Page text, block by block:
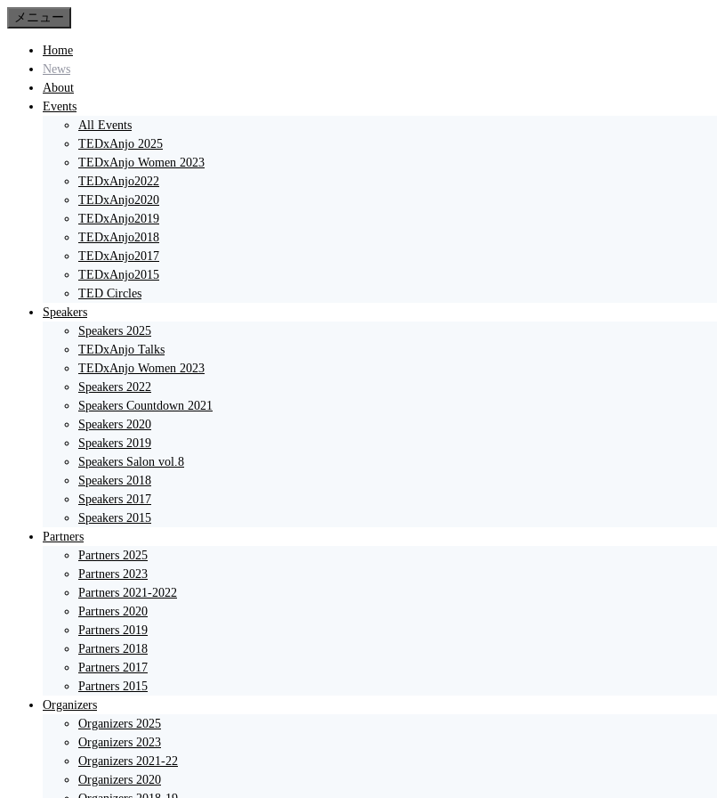
メニュー
Home
News
About
Events
All Events
TEDxAnjo 2025
TEDxAnjo Women 2023
TEDxAnjo2022
TEDxAnjo2020
TEDxAnjo2019
TEDxAnjo2018
TEDxAnjo2017
TEDxAnjo2015
TED Circles
Speakers
Speakers 2025
TEDxAnjo Talks
TEDxAnjo Women 2023
Speakers 2022
Speakers Countdown 2021
Speakers 2020
Speakers 2019
Speakers Salon vol.8
Speakers 2018
Speakers 2017
Speakers 2015
Partners
Partners 2025
Partners 2023
Partners 2021-2022
Partners 2020
Partners 2019
Partners 2018
Partners 2017
Partners 2015
Organizers
Organizers 2025
Organizers 2023
Organizers 2021-22
Organizers 2020